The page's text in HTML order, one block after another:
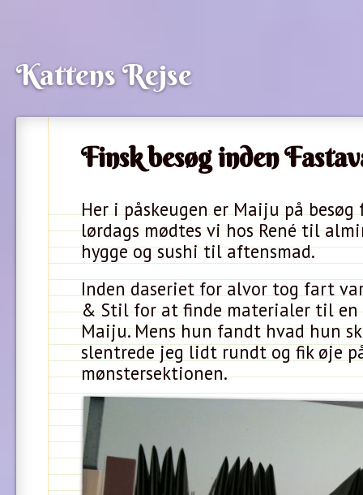
Kattens Rejse
Finsk besøg inden
Her i påskeugen er Maiju på
lørdags mødtes vi hos René til
hygge og sushi til aftensmad.
Inden daseriet for alvor tog fart
& Stil for at finde materialer til
Maiju. Mens hun fandt hvad hun
slentrede jeg lidt rundt og fik øje
mønstersektionen.